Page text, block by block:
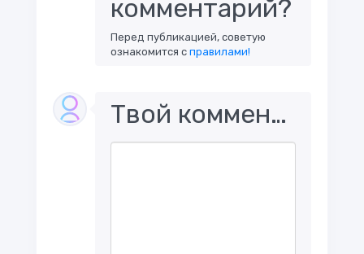
комментарий?
Перед публикацией, советую
ознакомится справилами!
Твой комментарий..